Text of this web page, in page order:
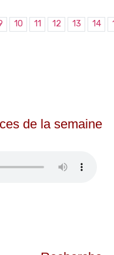
10 11 12 13 14
de la semaine